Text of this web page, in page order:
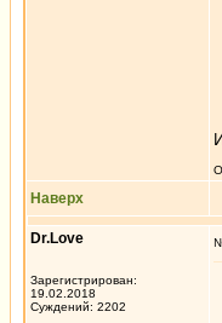
Наверх
Dr.Love
Зарегистрирован:
19.02.2018
Суждений: 2202